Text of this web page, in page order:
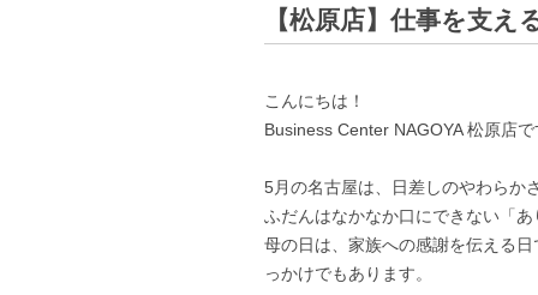
【松原店】仕事を支
こんにちは！
Business Center NAGOYA 松原店
5月の名古屋は、日差しのやわらか
ふだんはなかなか口にできない「
母の日は、家族への感謝を伝える
っかけでもあります。